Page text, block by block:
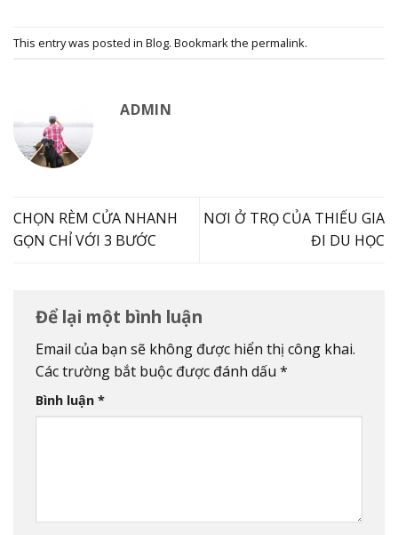
This entry was posted in Blog. Bookmark the permalink.
ADMIN
CHỌN RÈM CỬA NHANH
GỌN CHỈ VỚI 3 BƯỚC
NƠI Ở TRỌ CỦA THIẾU GIA
ĐI DU HỌC
Để lại một bình luận
Email của bạn sẽ không được hiển thị công khai.
Các trường bắt buộc được đánh dấu *
Bình luận *